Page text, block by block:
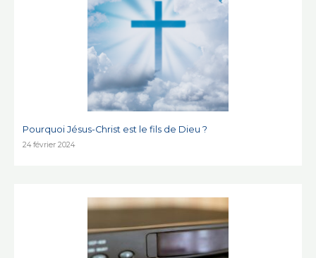
Pourquoi Jésus-Christ est le fils de Dieu ?
24 février 2024